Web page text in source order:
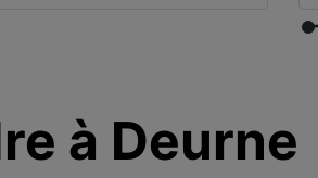
à Deurne